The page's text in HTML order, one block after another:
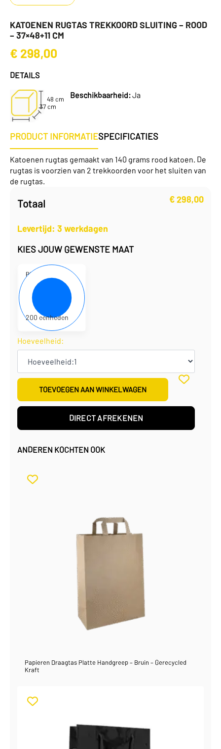
KATOENEN RUGTAS TREKKOORD SLUITING – ROOD
– 37×48+11 CM
€ 298,00
DETAILS
48 cm
37 cm
Beschikbaarheid:Ja
PRODUCT INFORMATIESPECIFICATIES
Katoenen rugtas gemaakt van 140 grams rood katoen. De
rugtas is voorzien van 2 trekkoorden voor het sluiten van
de rugtas.
Totaal €298,00
Levertijd: 3 werkdagen
KIES JOUW GEWENSTE MAAT
P101935-08
37 x 48 cm
1,49 per eenheid
298,00 per doos
200 eenheden
Hoeveelheid:
TOEVOEGEN AAN WINKELWAGEN
DIRECT AFREKENEN
ANDEREN KOCHTEN OOK
Papieren Draagtas Platte Handgreep – Bruin – Gerecycled
Kraft